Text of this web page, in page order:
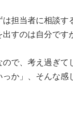
担当者に相談す
すのは自分で
で、考え過ぎて
か」、そんな感